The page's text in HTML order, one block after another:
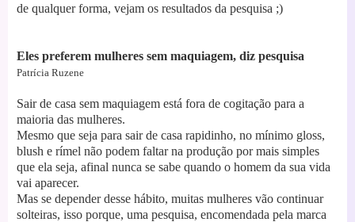
de qualquer forma, vejam os resultados da pesquisa ;)
Eles preferem mulheres sem maquiagem, diz pesquisa
Patrícia Ruzene
Sair de casa sem maquiagem está fora de cogitação para a
maioria das mulheres.
Mesmo que seja para sair de casa rapidinho, no mínimo gloss,
blush e rímel não podem faltar na produção por mais simples
que ela seja, afinal nunca se sabe quando o homem da sua vida
vai aparecer.
Mas se depender desse hábito, muitas mulheres vão continuar
solteiras, isso porque, uma pesquisa, encomendada pela marca